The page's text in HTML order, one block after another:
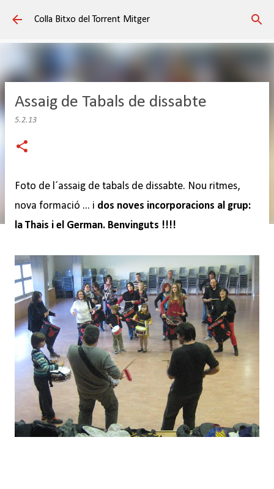
Salta al contingut principal
Colla Bitxo del Torrent Mitger
Assaig de Tabals de dissabte
5.2.13
Foto de l´assaig de tabals de dissabte. Nou ritmes,
nova formació ... i dos noves incorporacions al grup:
la Thais i el German. Benvinguts !!!!